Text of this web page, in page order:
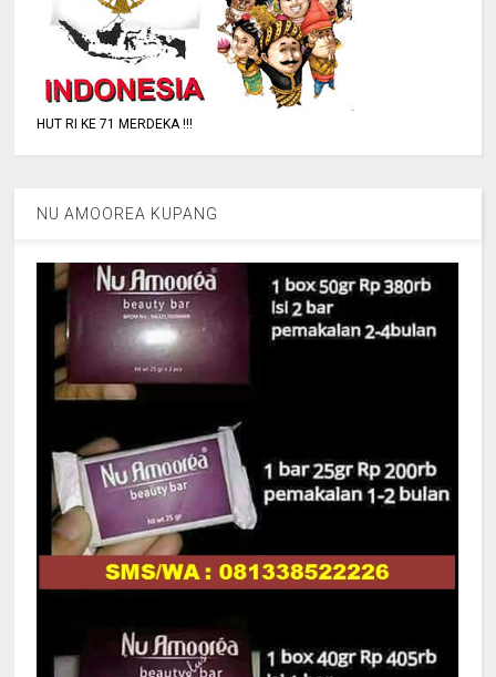
HUT RI KE 71 MERDEKA !!!
NU AMOOREA KUPANG